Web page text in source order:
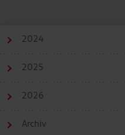
2024
2025
2026
Archiv